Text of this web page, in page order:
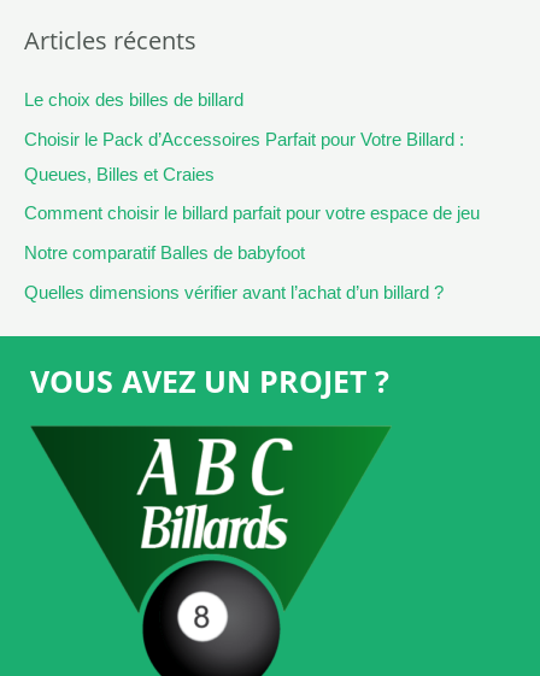
Articles récents
Le choix des billes de billard
Choisir le Pack d’Accessoires Parfait pour Votre Billard :
Queues, Billes et Craies
Comment choisir le billard parfait pour votre espace de jeu
Notre comparatif Balles de babyfoot
Quelles dimensions vérifier avant l’achat d’un billard ?
VOUS AVEZ UN PROJET ?